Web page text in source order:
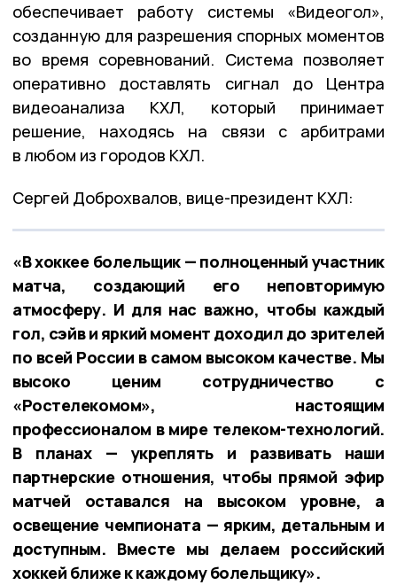
обеспечивает работу системы «Видеогол»,
созданную для разрешения спорных моментов
во время соревнований. Система позволяет
оперативно доставлять сигнал до Центра
видеоанализа КХЛ, который принимает
решение, находясь на связи с арбитрами
в любом из городов КХЛ.
Сергей Доброхвалов, вице-президент КХЛ:
«В хоккее болельщик — полноценный участник
матча, создающий его неповторимую
атмосферу. И для нас важно, чтобы каждый
гол, сэйв и яркий момент доходил до зрителей
по всей России в самом высоком качестве. Мы
высоко ценим сотрудничество с
«Ростелекомом», настоящим
профессионалом в мире телеком-технологий.
В планах — укреплять и развивать наши
партнерские отношения, чтобы прямой эфир
матчей оставался на высоком уровне, а
освещение чемпионата — ярким, детальным и
доступным. Вместе мы делаем российский
хоккей ближе к каждому болельщику».